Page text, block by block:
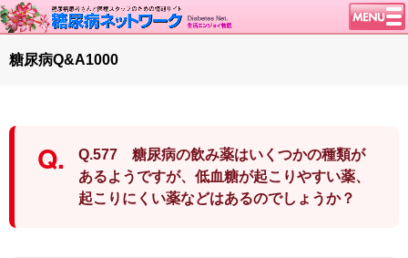
トップページ
糖尿病のきほん
糖尿病Q&A1000
Q.577 糖尿病の飲み薬はいくつかの種類が
あるようですが、低血糖が起こりやすい薬、
起こりにくい薬などはあるのでしょうか？